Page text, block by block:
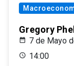
Gregory
7 de Mayo
14:00